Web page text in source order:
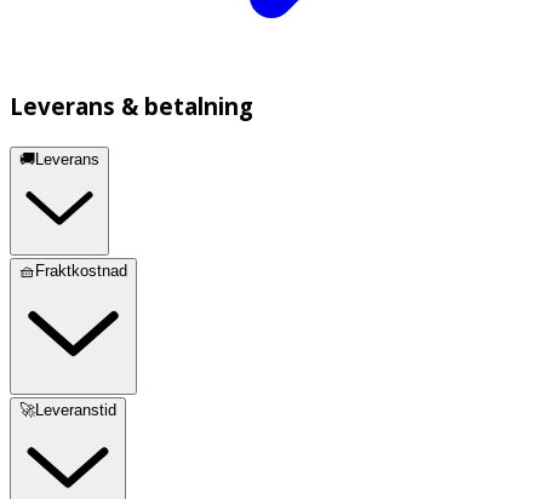
Leverans & betalning
🚚Leverans
🧺Fraktkostnad
🚀Leveranstid